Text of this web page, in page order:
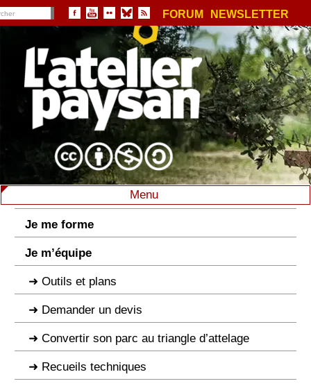
FORUM NEWSLETTER
Menu
Je me forme
Je m’équipe
Outils et plans
Demander un devis
Convertir son parc au triangle d’attelage
Recueils techniques